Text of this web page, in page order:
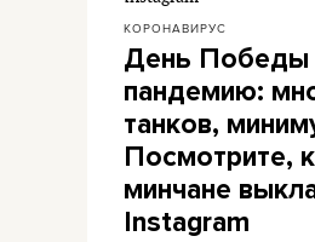
КОРОНАВИРУС
День Победы
пандемию:
танков,
Посмотрите,
минчане
Instagram